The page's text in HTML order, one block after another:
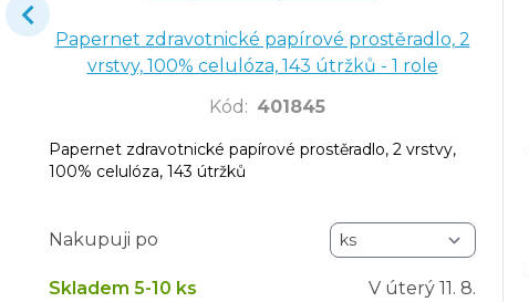
Papernet zdravotnické papírové prostěradlo, 2
vrstvy, 100% celulóza, 143 útržků - 1 role
Kód : 401845
Papernet zdravotnické papírové prostěradlo, 2 vrstvy,
100% celulóza, 143 útržků
Nakupuji po
Skladem 5-10 ks V úterý 11. 8.